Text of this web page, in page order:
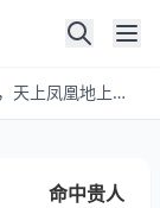
天上凤凰地上金鼠什么意思，天上凤凰地上金虎是什么意思
命中贵人